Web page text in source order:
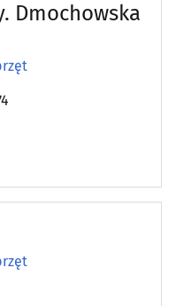
Dmochowska